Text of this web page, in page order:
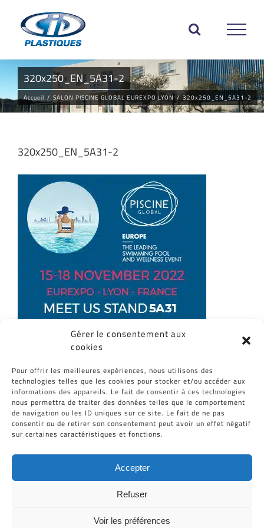
Gérer le consentement aux
cookies
Pour offrir les meilleures expériences, nous utilisons des
technologies telles que les cookies pour stocker et/ou accéder aux
informations des appareils. Le fait de consentir à ces technologies
nous permettra de traiter des données telles que le comportement
de navigation ou les ID uniques sur ce site. Le fait de ne pas
consentir ou de retirer son consentement peut avoir un effet négatif
sur certaines caractéristiques et fonctions.
Accepter
Refuser
Voir les préférences
contenu
320x250_EN_5A31-2
Accueil / SALON PISCINE GLOBAL EUREXPO LYON / 320x250_EN_5A31-2
320x250_EN_5A31-2
Partagez cet article, Choisissez votre
Plateforme!
Facebook
TwitterRedditLinkedInWhatsApp
TumblrPinterest
Vk Email
Tous Droits Réservés © Cid-Plastiques 2020 - 2026 |